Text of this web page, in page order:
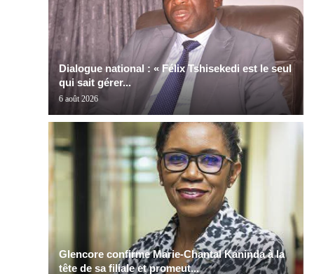
Dialogue national : « Félix Tshisekedi est le seul
qui sait gérer...
6 août 2026
Glencore confirme Marie-Chantal Kaninda à la
tête de sa filiale et promeut...